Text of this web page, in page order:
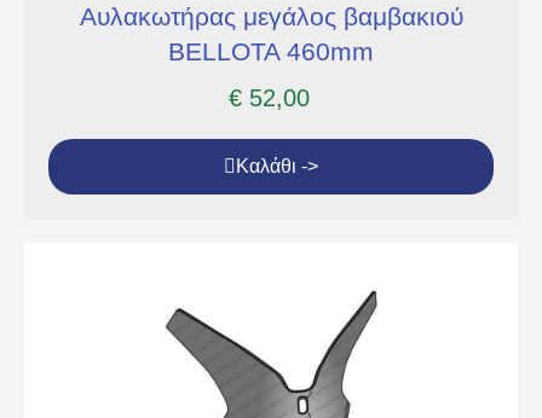
Αυλακωτήρας μεγάλος βαμβακιού
BELLOTA 460mm
€52,00
Καλάθι ->